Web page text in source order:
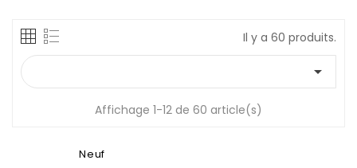
Il y a 60 produits.

Affichage 1-12 de 60 article(s)
Neuf